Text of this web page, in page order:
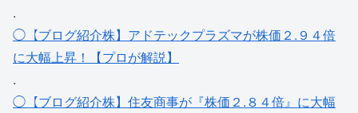
.
◯【ブログ紹介株】アドテックプラズマが株価２.９４倍
に大幅上昇！【プロが解説】
.
◯【ブログ紹介株】住友商事が『株価２.８４倍』に大幅